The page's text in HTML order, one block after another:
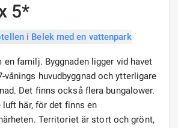
5*
familj. Byggnaden ligger vid havet
huvudbyggnad och ytterligare
Det finns också flera bungalower.
luft här, för det finns en
Territoriet är stort och grönt,